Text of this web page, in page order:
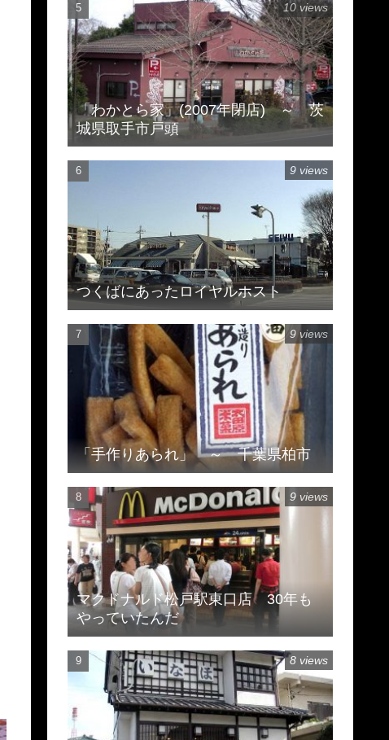
「わかとら家」(2007年閉店) ～ 茨
城県取手市戸頭
10 views
つくばにあったロイヤルホスト
9 views
「手作りあられ」 ～ 千葉県柏市
9 views
マクドナルド松戸駅東口店 30年も
やっていたんだ
9 views
8 views